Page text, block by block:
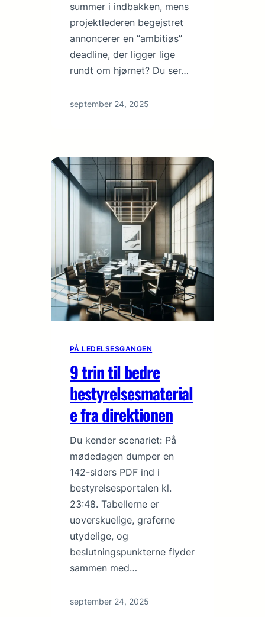
summer i indbakken, mens
projektlederen begejstret
annoncerer en “ambitiøs”
deadline, der ligger lige
rundt om hjørnet? Du ser…
september 24, 2025
PÅ LEDELSESGANGEN
9 trin til bedre
bestyrelsesmaterial
e fra direktionen
Du kender scenariet: På
mødedagen dumper en
142-siders PDF ind i
bestyrelsesportalen kl.
23:48. Tabellerne er
uoverskuelige, graferne
utydelige, og
beslutningspunkterne flyder
sammen med…
september 24, 2025